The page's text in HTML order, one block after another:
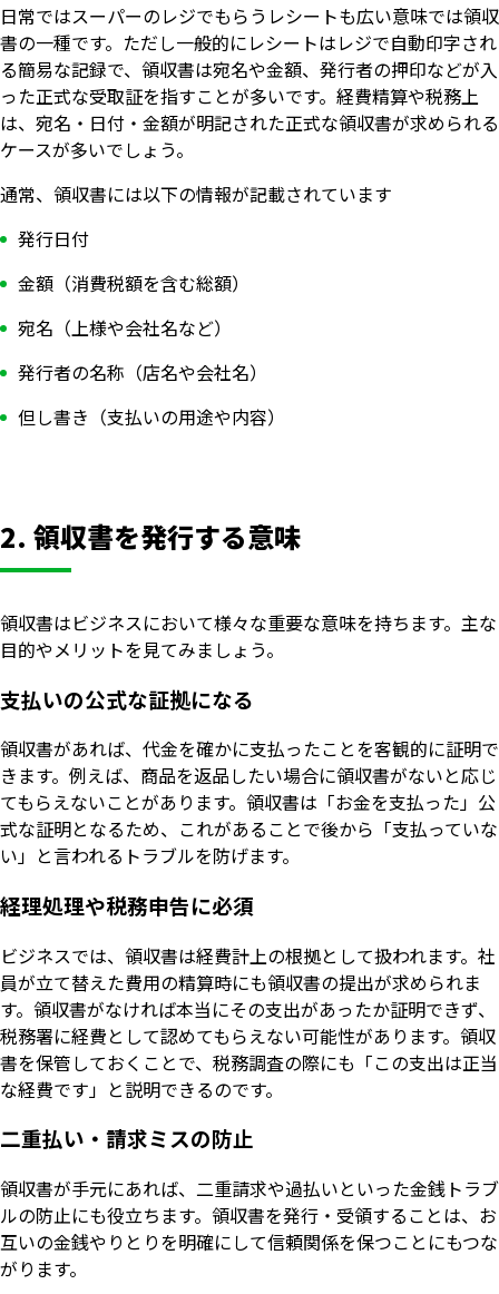
日常ではスーパーのレジでもらうレシートも広い意味では領収
書の一種です。ただし一般的にレシートはレジで自動印字され
る簡易な記録で、領収書は宛名や金額、発行者の押印などが入
った正式な受取証を指すことが多いです。経費精算や税務上
は、宛名・日付・金額が明記された正式な領収書が求められる
ケースが多いでしょう。
通常、領収書には以下の情報が記載されています
発行日付
金額（消費税額を含む総額）
宛名（上様や会社名など）
発行者の名称（店名や会社名）
但し書き（支払いの用途や内容）
2. 領収書を発行する意味
領収書はビジネスにおいて様々な重要な意味を持ちます。主な
目的やメリットを見てみましょう。
支払いの公式な証拠になる
領収書があれば、代金を確かに支払ったことを客観的に証明で
きます。例えば、商品を返品したい場合に領収書がないと応じ
てもらえないことがあります。領収書は「お金を支払った」公
式な証明となるため、これがあることで後から「支払っていな
い」と言われるトラブルを防げます。
経理処理や税務申告に必須
ビジネスでは、領収書は経費計上の根拠として扱われます。社
員が立て替えた費用の精算時にも領収書の提出が求められま
す。領収書がなければ本当にその支出があったか証明できず、
税務署に経費として認めてもらえない可能性があります。領収
書を保管しておくことで、税務調査の際にも「この支出は正当
な経費です」と説明できるのです。
二重払い・請求ミスの防止
領収書が手元にあれば、二重請求や過払いといった金銭トラブ
ルの防止にも役立ちます。領収書を発行・受領することは、お
互いの金銭やりとりを明確にして信頼関係を保つことにもつな
がります。